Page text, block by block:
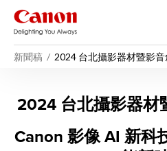
新聞稿
2024 台北攝影器材暨影
2024 台北攝
2024 台北攝影器材
Canon 影像 AI 新科